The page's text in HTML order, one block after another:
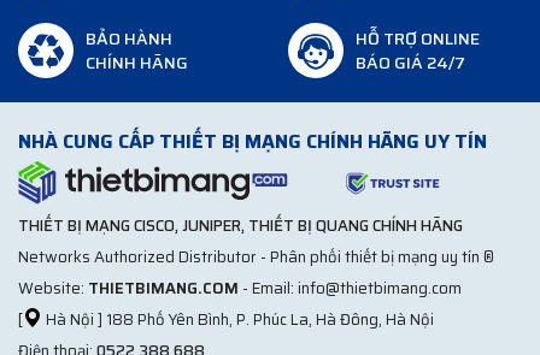
BẢO HÀNH
CHÍNH HÃNG
HỖ TRỢ ONLINE
BÁO GIÁ 24/7
NHÀ CUNG CẤP THIẾT BỊ MẠNG CHÍNH HÃNG UY TÍN
THIẾT BỊ MẠNG CISCO, JUNIPER, THIẾT BỊ QUANG CHÍNH HÃNG
Networks Authorized Distributor - Phân phối thiết bị mạng uy tín ®
Website: THIETBIMANG.COM - Email: info@thietbimang.com
[
Hà Nội ] 188 Phố Yên Bình, P. Phúc La, Hà Đông, Hà Nội